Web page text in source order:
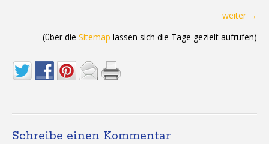
weiter →
(über die Sitemap lassen sich die Tage gezielt aufrufen)
Schreibe einen Kommentar